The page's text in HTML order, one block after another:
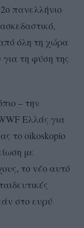
πανελλήνιο
όλη τη χώρα
τη φύση της
– την
Ελλάς για
το oikoskopio
με
το νέο αυτό
στο ευρύ